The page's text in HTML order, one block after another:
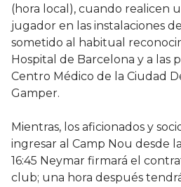
(hora local), cuando realicen
jugador en las instalaciones
sometido al habitual
Hospital de Barcelona y a las
Centro Médico de la Ciudad
Gamper.
Mientras, los aficionados y
ingresar al Camp Nou desde
16:45 Neymar firmará el
club; una hora después